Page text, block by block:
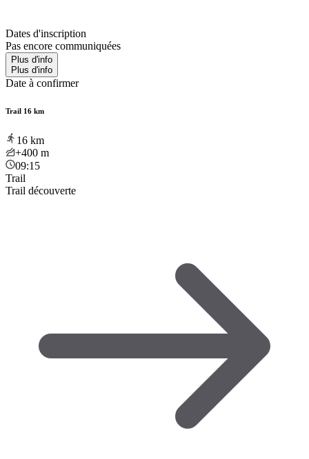
Dates d'inscription
Pas encore communiquées
Plus d'info
Plus d'info
Date à confirmer
Trail 16 km
16 km
+400 m
09:15
Trail
Trail découverte